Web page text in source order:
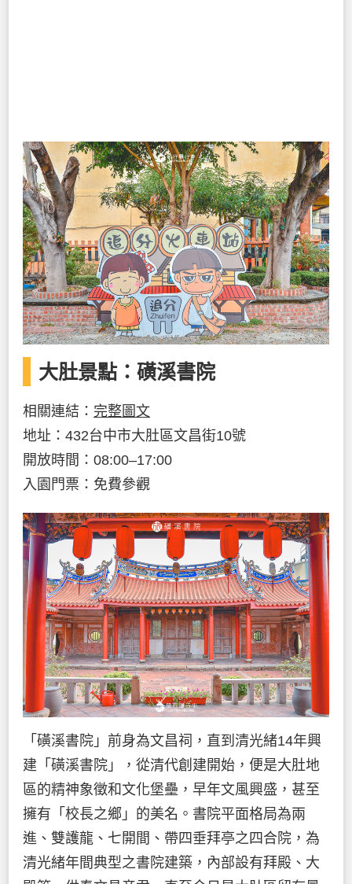
大肚景點：磺溪書院
相關連結： 完整圖文
地址：432台中市大肚區文昌街10號
開放時間：08:00–17:00
入園門票：免費參觀
「磺溪書院」前身為文昌祠，直到清光緒14年興
建「磺溪書院」，從清代創建開始，便是大肚地
區的精神象徵和文化堡壘，早年文風興盛，甚至
擁有「校長之鄉」的美名。書院平面格局為兩
進、雙護龍、七開間、帶四垂拜亭之四合院，為
清光緒年間典型之書院建築，內部設有拜殿、大